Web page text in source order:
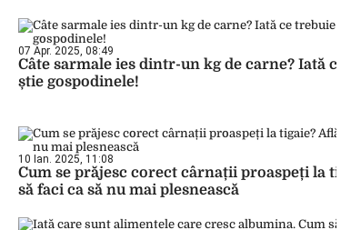
07 Apr. 2025, 08:49
Câte sarmale ies dintr-un kg de carne? Iată ce
știe gospodinele!
10 Ian. 2025, 11:08
Cum se prăjesc corect cârnații proaspeți la
să faci ca să nu mai plesnească